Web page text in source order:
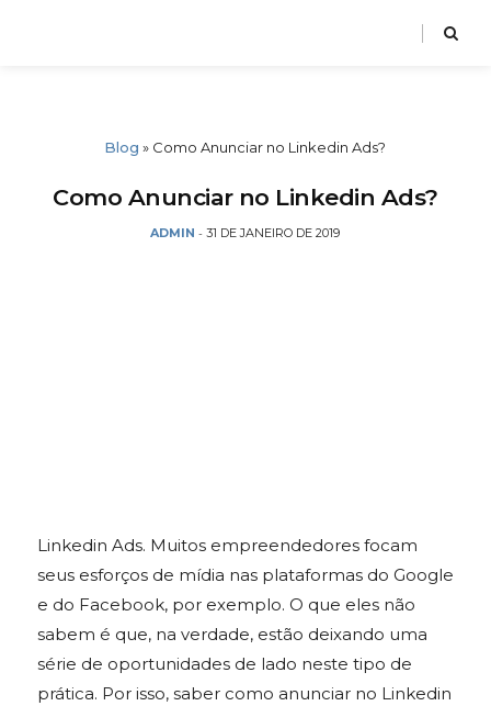
Blog » Como Anunciar no Linkedin Ads?
Como Anunciar no Linkedin Ads?
ADMIN - 31 DE JANEIRO DE 2019
Linkedin Ads. Muitos empreendedores focam
seus esforços de mídia nas plataformas do Google
e do Facebook, por exemplo. O que eles não
sabem é que, na verdade, estão deixando uma
série de oportunidades de lado neste tipo de
prática. Por isso, saber como anunciar no Linkedin